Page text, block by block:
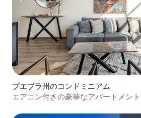
プエブラ州のコンドミニアム
エアコン付きの豪華なアパートメント アンジェロポリスに